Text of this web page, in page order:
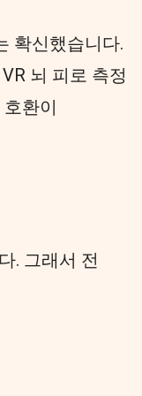
확신했습니다.
뇌 피로 측정
환이
. 그래서 전